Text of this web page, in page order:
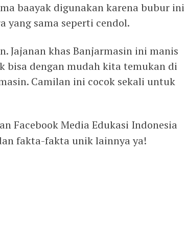
baayak digunakan karena bubur ini
yang sama seperti cendol.
Jajanan khas Banjarmasin ini manis
bisa dengan mudah kita temukan di
Camilan ini cocok sekali untuk
Facebook Media Edukasi Indonesia
fakta-fakta unik lainnya ya!